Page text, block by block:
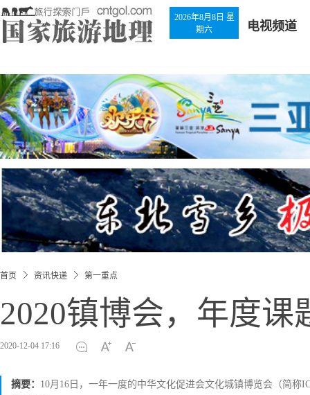
2026年8月8日 星
期六
电视频道
首页 资讯快递 第一重点
2020镇博会，年度课
2020-12-04 17:16
摘要： 10月16日，一年一度的中华文化促进会文化城镇博览会（简称